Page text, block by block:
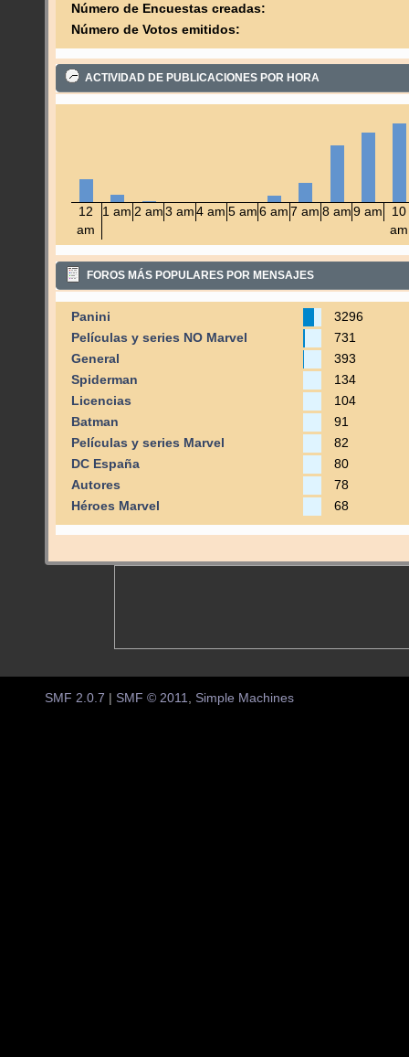
Número de Encuestas creadas:
Número de Votos emitidos:
ACTIVIDAD DE PUBLICACIONES POR HORA
12
am
1 am 2 am 3 am 4 am 5 am 6 am 7 am 8 am 9 am
10
am
FOROS MÁS POPULARES POR MENSAJES
Panini
3296
Películas y series NO Marvel
731
General
393
Spiderman
134
Licencias
104
Batman
91
Películas y series Marvel
82
DC España
80
Autores
78
Héroes Marvel
68
SMF 2.0.7 SMF © 2011 Simple Machines